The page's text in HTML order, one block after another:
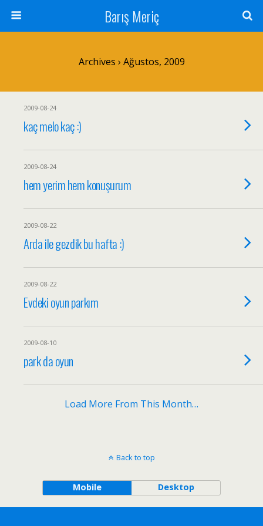
Barış Meriç
Archives › Ağustos, 2009
2009-08-24
kaç melo kaç :)
2009-08-24
hem yerim hem konuşurum
2009-08-22
Arda ile gezdik bu hafta :)
2009-08-22
Evdeki oyun parkım
2009-08-10
park da oyun
Load More From This Month…
Back to top
Mobile Desktop